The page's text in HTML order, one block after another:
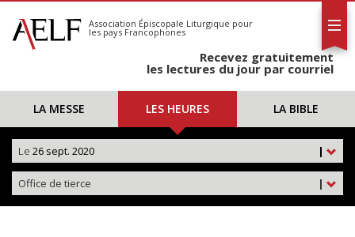
S'abonner
Calendrier
Association Épiscopale Liturgique pour
les pays Francophones
Recevez gratuitement
les lectures du jour par courriel
LA MESSE LES HEURES LA BIBLE
|
Le 26 sept. 2020
|
Office de tierce